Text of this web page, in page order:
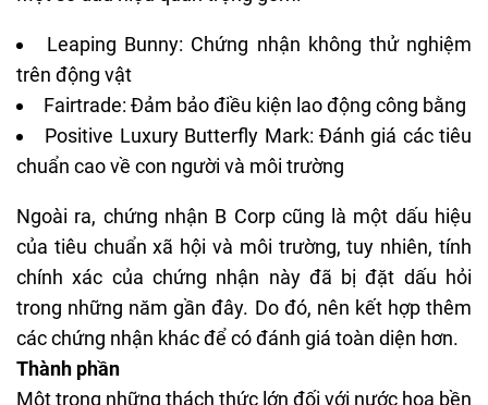
Leaping Bunny: Chứng nhận không thử nghiệm
trên động vật
Fairtrade: Đảm bảo điều kiện lao động công bằng
Positive Luxury Butterfly Mark: Đánh giá các tiêu
chuẩn cao về con người và môi trường
Ngoài ra, chứng nhận B Corp cũng là một dấu hiệu
của tiêu chuẩn xã hội và môi trường, tuy nhiên, tính
chính xác của chứng nhận này đã bị đặt dấu hỏi
trong những năm gần đây. Do đó, nên kết hợp thêm
các chứng nhận khác để có đánh giá toàn diện hơn.
Thành phần
Một trong những thách thức lớn đối với nước hoa bền